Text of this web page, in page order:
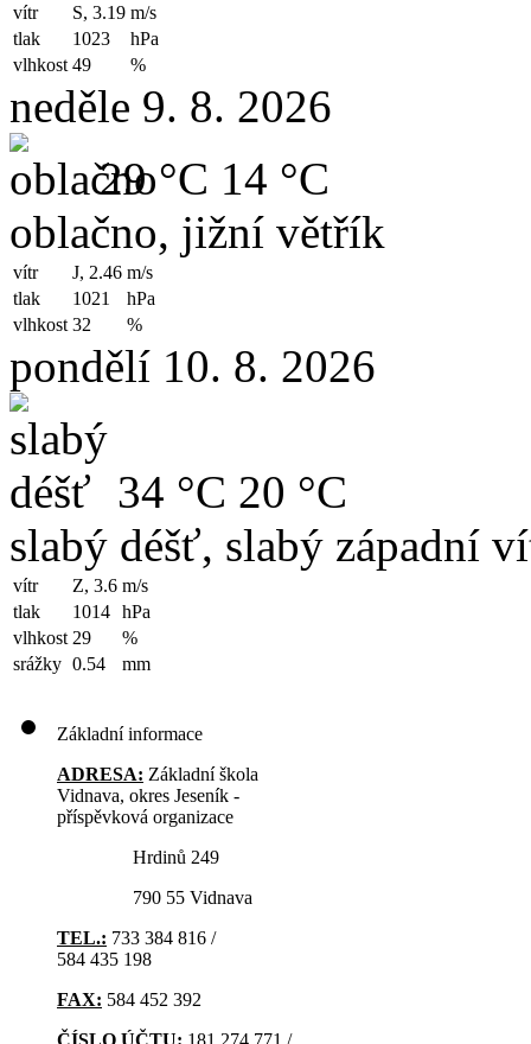
vítr S, 3.19 m/s
tlak
1023
hPa
vlhkost 49 %
neděle 9. 8. 2026
29 °C 14 °C
oblačno, jižní větřík
vítr J, 2.46 m/s
tlak
1021
hPa
vlhkost 32 %
pondělí 10. 8. 2026
34 °C 20 °C
slabý déšť, slabý západní
vítr Z, 3.6 m/s
tlak
1014 hPa
vlhkost 29
%
srážky 0.54 mm
Základní informace
ADRESA: Základní škola
Vidnava, okres Jeseník -
příspěvková organizace
Hrdinů 249
790 55 Vidnava
TEL.: 733 384 816 /
584 435 198
FAX: 584 452 392